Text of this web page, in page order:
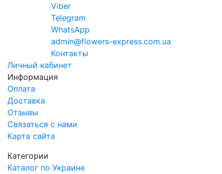
Viber
Telegram
WhatsApp
admin@flowers-express.com.ua
Контакты
Личный кабинет
Информация
Оплата
Доставка
Отзывы
Связаться с нами
Карта сайта
Категории
Каталог по Украине